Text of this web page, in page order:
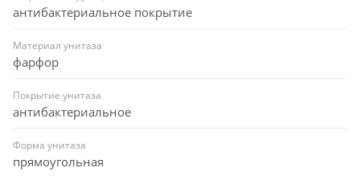
антибактериальное покрытие
Материал унитаза
фарфор
Покрытие унитаза
антибактериальное
Форма унитаза
прямоугольная